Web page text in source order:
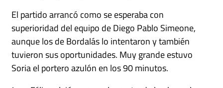
El partido arrancó como se esperaba con
superioridad del equipo de Diego Pablo Simeone,
aunque los de Bordalás lo intentaron y también
tuvieron sus oportunidades. Muy grande estuvo
Soria el portero azulón en los 90 minutos.